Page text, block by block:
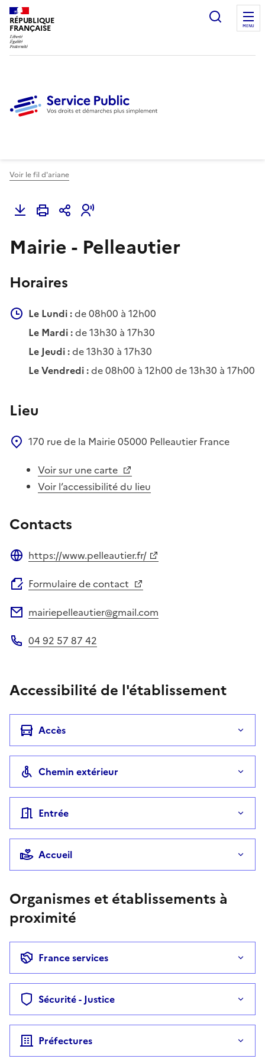
RÉPUBLIQUE
FRANÇAISE
Ouvrir
MENU
Voir le fil d'ariane
Mairie - Pelleautier
Horaires
Le Lundi :de 08h00 à 12h00
Le Mardi :de 13h30 à 17h30
Le Jeudi :de 13h30 à 17h30
Le Vendredi :de 08h00 à 12h00 de 13h30 à 17h00
Lieu
170 rue de la Mairie05000 Pelleautier France
Voir sur une carte
Voir l’accessibilité du lieu
Contacts
https://www.pelleautier.fr/
Formulaire de contact
mairiepelleautier@gmail.com
04 92 57 87 42
Accessibilité de l'établissement
Accès
Chemin extérieur
Entrée
Accueil
Organismes et établissements à
proximité
France services
Sécurité - Justice
Préfectures